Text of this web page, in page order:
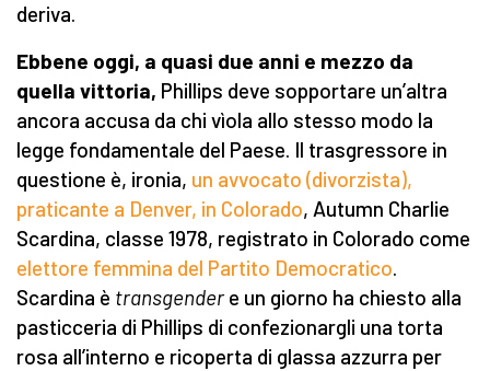
deriva.
Ebbene oggi, a quasi due anni e mezzo da
quella vittoria, Phillips deve sopportare un’altra
ancora accusa da chi vìola allo stesso modo la
legge fondamentale del Paese. Il trasgressore in
questione è, ironia, un avvocato (divorzista),
praticante a Denver, in Colorado, Autumn Charlie
Scardina, classe 1978, registrato in Colorado come
elettore femmina del Partito Democratico.
Scardina è transgendere un giorno ha chiesto alla
pasticceria di Phillips di confezionargli una torta
rosa all’interno e ricoperta di glassa azzurra per